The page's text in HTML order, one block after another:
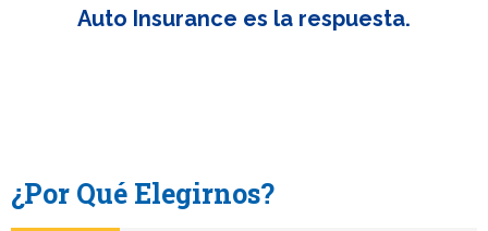
Auto Insurance es la respuesta.
¿Por Qué Elegirnos?